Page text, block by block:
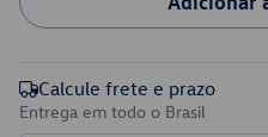
Calcule frete e prazo
Entrega em todo o Brasil